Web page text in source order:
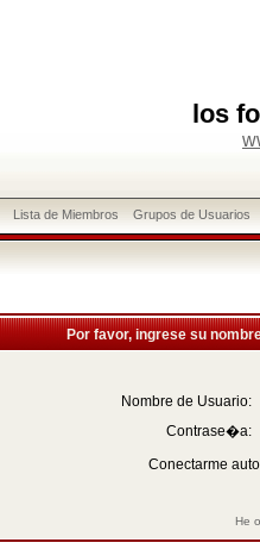
los
Lista de Miembros Grupos de Usuarios
Por favor, ingrese su
Nombre de Usuario:
Contrase�a:
Conectarme
He